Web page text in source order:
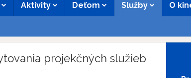
Aktivity Deťom Služby O
projekčných služieb